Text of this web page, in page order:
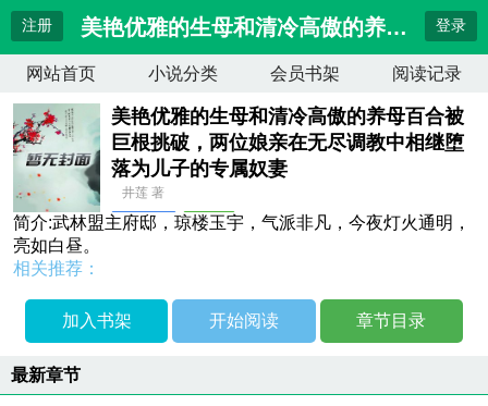
注册 美艳优雅的生母和清冷高傲的养母百合被
登录
网站首页 小说分类 会员书架 阅读记录
美艳优雅的生母和清冷高傲的养母百合被
巨根挑破，两位娘亲在无尽调教中相继堕
落为儿子的专属奴妻
井莲 著
武侠修真
连载中
简介:武林盟主府邸，琼楼玉宇，气派非凡，今夜灯火通明，
亮如白昼。
相关推荐：
加入书架 开始阅读 章节目录
最新章节